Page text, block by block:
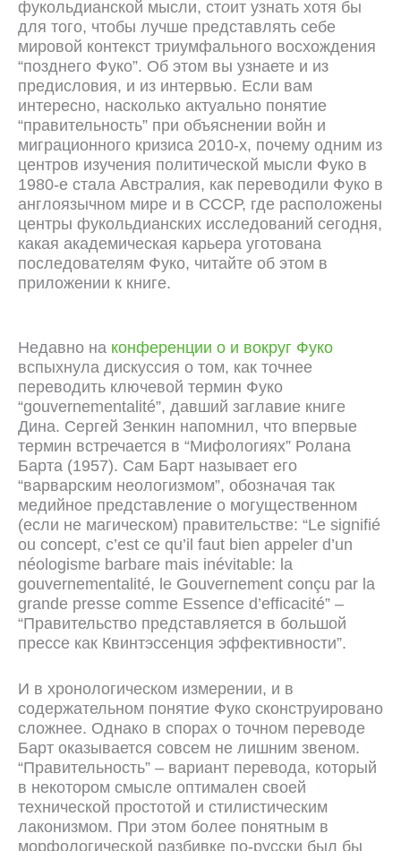
фукольдианской мысли, стоит узнать хотя бы
для того, чтобы лучше представлять себе
мировой контекст триумфального восхождения
“позднего Фуко”. Об этом вы узнаете и из
предисловия, и из интервью. Если вам
интересно, насколько актуально понятие
“правительность” при объяснении войн и
миграционного кризиса 2010-х, почему одним из
центров изучения политической мысли Фуко в
1980-е стала Австралия, как переводили Фуко в
англоязычном мире и в СССР, где расположены
центры фукольдианских исследований сегодня,
какая академическая карьера уготована
последователям Фуко, читайте об этом в
приложении к книге.
Недавно на конференции о и вокруг Фуко
вспыхнула дискуссия о том, как точнее
переводить ключевой термин Фуко
“gouvernementalité”, давший заглавие книге
Дина. Сергей Зенкин напомнил, что впервые
термин встречается в “Мифологиях” Ролана
Барта (1957). Сам Барт называет его
“варварским неологизмом”, обозначая так
медийное представление о могущественном
(если не магическом) правительстве: “Le signifié
ou concept, c’est ce qu’il faut bien appeler d’un
néologisme barbare mais inévitable: la
gouvernementalité, le Gouvernement conçu par la
grande presse comme Essence d’efficacité” –
“Правительство представляется в большой
прессе как Квинтэссенция эффективности”.
И в хронологическом измерении, и в
содержательном понятие Фуко сконструировано
сложнее. Однако в спорах о точном переводе
Барт оказывается совсем не лишним звеном.
“Правительность” – вариант перевода, который
в некотором смысле оптимален своей
технической простотой и стилистическим
лаконизмом. При этом более понятным в
морфологической разбивке по-русски был бы